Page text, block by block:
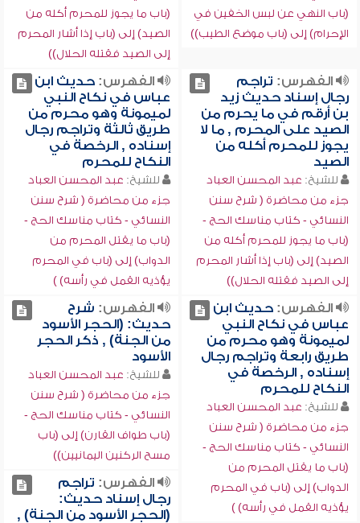
(باب النهي عن لبس الخفين في
الإحرام) إلى (باب موضع الطيب))
(باب ما يجوز للمحرم أكله من
الصيد) إلى (باب إذا أشار المحرم
إلى الصيد فقتله الحلال))
الفهرس: تراجم
رجال إسناد حديث زيد
بن أرقم في ما يحرم من
الصيد على المحرم , ما لا
يجوز للمحرم أكله من
الصيد
للشيخ: عبد المحسن العباد
جزء من محاضرة ( شرح سنن
النسائي - كتاب مناسك الحج -
(باب ما يجوز للمحرم أكله من
الصيد) إلى (باب إذا أشار المحرم
إلى الصيد فقتله الحلال))
الفهرس:حديث ابن
عباس في نكاح النبي
لميمونة وهو محرم من
طريق ثالثة وتراجم رجال
إسناده , الرخصة في
النكاح للمحرم
للشيخ: عبد المحسن العباد
جزء من محاضرة ( شرح سنن
النسائي - كتاب مناسك الحج -
(باب ما يقتل المحرم من
الدواب) إلى (باب في المحرم
يؤذيه القمل في رأسه) )
الفهرس:حديث ابن
عباس في نكاح النبي
لميمونة وهو محرم من
طريق رابعة وتراجم رجال
إسناده , الرخصة في
النكاح للمحرم
للشيخ: عبد المحسن العباد
جزء من محاضرة ( شرح سنن
النسائي - كتاب مناسك الحج -
(باب ما يقتل المحرم من
الدواب) إلى (باب في المحرم
يؤذيه القمل في رأسه) )
الفهرس: شرح
حديث: (الحجر الأسود
من الجنة) , ذكر الحجر
الأسود
للشيخ: عبد المحسن العباد
جزء من محاضرة ( شرح سنن
النسائي - كتاب مناسك الحج -
(باب طواف القارن) إلى (باب
مسح الركنين اليمانيين))
الفهرس: تراجم
رجال إسناد حديث:
(الحجر الأسود من الجنة) ,